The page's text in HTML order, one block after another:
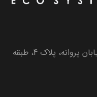
تهران، بزرگراه جلال آل احمد، خیابان پروانه، پلاک 4، طبقه